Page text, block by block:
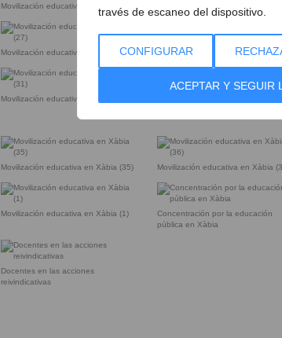
través de escaneo del dispositivo.
CONFIGURAR
ACEPTAR Y SEGUIR
Movilización educativa en Xàbia (23)
Movilización educativa en Xàbia (27)
Movilización educativa en Xàbia (31)
Movilización educativa en Xàbia (35) Movilización educativa en Xàbia
Movilización educativa en Xàbia (1)
Concentración por la educación
pública en Xàbia
Docentes en las acciones
reivindicativas